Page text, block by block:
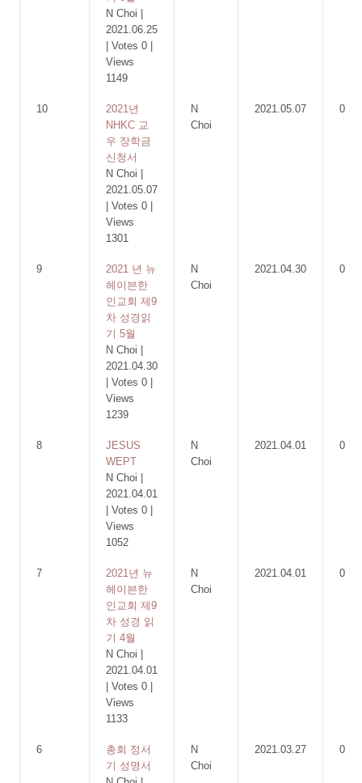
N Choi
2021.06.25
Votes 0
Views
1149
10
2021년
NHKC 교
우 장학금
신청서
N Choi
2021.05.07
Votes 0
Views
1301
N
Choi
2021.05.07 0
9
2021 년 뉴
헤이븐한
인교회 제9
차 성경읽
기 5월
N Choi
2021.04.30
Votes 0
Views
1239
N
Choi
2021.04.30 0
8
JESUS
WEPT
N Choi
2021.04.01
Votes 0
Views
1052
N
Choi
2021.04.01 0
7
2021년 뉴
헤이븐한
인교회 제9
차 성경 읽
기 4월
N Choi
2021.04.01
Votes 0
Views
1133
N
Choi
2021.04.01 0
6
총회 정서
기 성명서
N
Choi
2021.03.27 0